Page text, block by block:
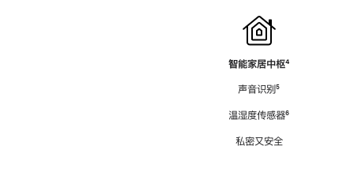
智能家居中枢脚
⁴
声音识别脚
⁵
温湿度传感器脚
⁶
私密又安全